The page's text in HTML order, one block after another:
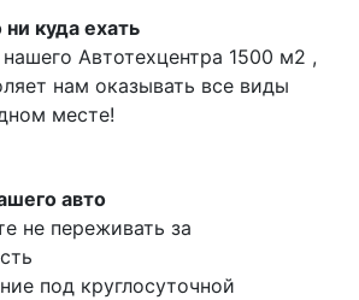
куда ехать
Автотехцентра 1500 м2 ,
нам оказывать все виды
месте!
авто
не переживать за
под круглосуточной